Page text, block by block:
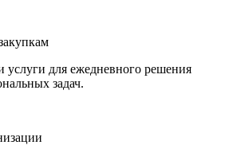
для ежедневного решения
задач.